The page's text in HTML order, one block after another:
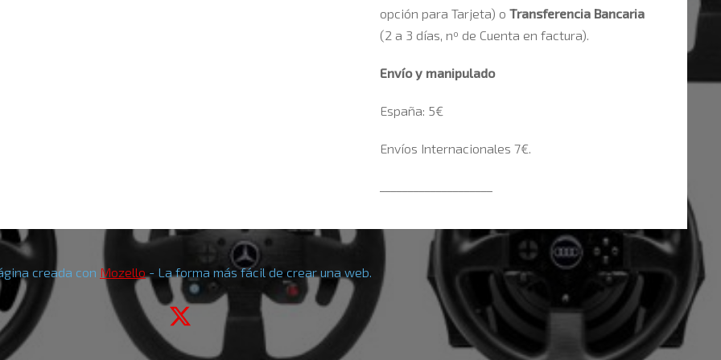
opción para Tarjeta) o Transferencia Bancaria
(2 a 3 días, nº de Cuenta en factura).
Envío y manipulado
España: 5€
Envíos Internacionales 7€.
creada con Mozello - La forma más fácil de crear una web.